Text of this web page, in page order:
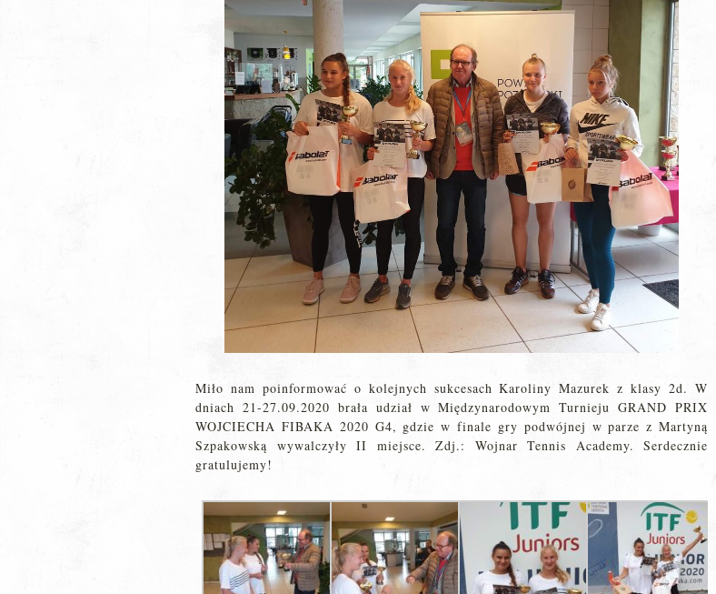
Miło nam poinformować o kolejnych sukcesach Karoliny Mazurek z klasy 2d. W
dniach 21-27.09.2020 brała udział w Międzynarodowym Turnieju GRAND PRIX
WOJCIECHA FIBAKA 2020 G4, gdzie w finale gry podwójnej w parze z Martyną
Szpakowską wywalczyły II miejsce. Zdj.: Wojnar Tennis Academy. Serdecznie
gratulujemy!